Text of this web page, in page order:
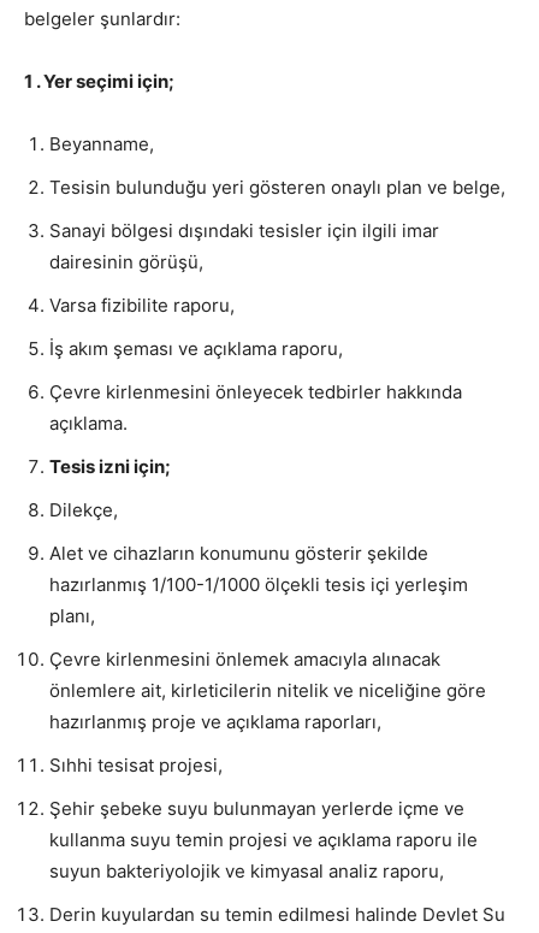
belgeler şunlardır:
1 . Yer seçimi için;
Beyanname,
Tesisin bulunduğu yeri gösteren onaylı plan ve belge,
Sanayi bölgesi dışındaki tesisler için ilgili imar
dairesinin görüşü,
Varsa fizibilite raporu,
İş akım şeması ve açıklama raporu,
Çevre kirlenmesini önleyecek tedbirler hakkında
açıklama.
Tesis izni için;
Dilekçe,
Alet ve cihazların konumunu gösterir şekilde
hazırlanmış 1/100-1/1000 ölçekli tesis içi yerleşim
planı,
Çevre kirlenmesini önlemek amacıyla alınacak
önlemlere ait, kirleticilerin nitelik ve niceliğine göre
hazırlanmış proje ve açıklama raporları,
Sıhhi tesisat projesi,
Şehir şebeke suyu bulunmayan yerlerde içme ve
kullanma suyu temin projesi ve açıklama raporu ile
suyun bakteriyolojik ve kimyasal analiz raporu,
Derin kuyulardan su temin edilmesi halinde Devlet Su